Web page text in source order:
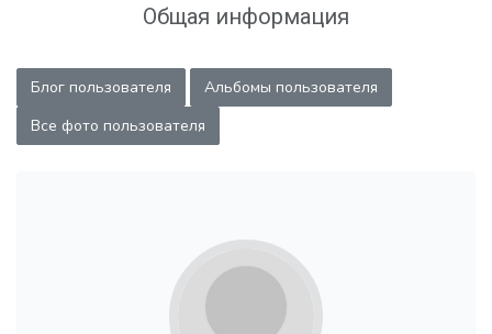
Общая информация
Блог пользователя
Альбомы пользователя
Все фото пользователя